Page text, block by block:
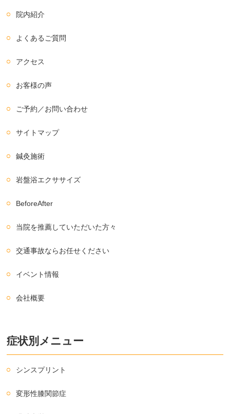
院内紹介
よくあるご質問
アクセス
お客様の声
ご予約／お問い合わせ
サイトマップ
鍼灸施術
岩盤浴エクササイズ
BeforeAfter
当院を推薦していただいた方々
交通事故ならお任せください
イベント情報
会社概要
症状別メニュー
シンスプリント
変形性膝関節症